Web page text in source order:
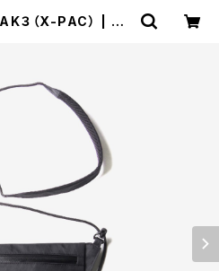
３（X-PAC） | st.